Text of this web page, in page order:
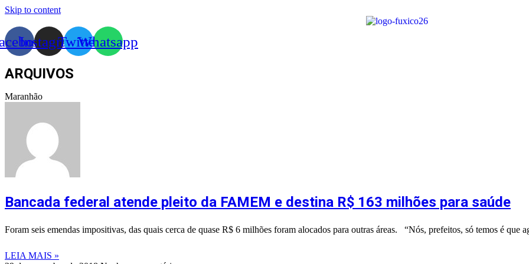
Skip to content
InstagramTwitterWhatsapp
ARQUIVOS
Maranhão
Bancada federal atende pleito da FAMEM e destina R$ 163 milhões para saúde
Foram seis emendas impositivas, das quais cerca de quase R$ 6 milhões foram alocados para outras áreas. “Nós, prefeitos, só temos é que
LEIA MAIS »